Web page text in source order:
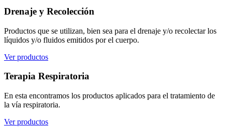
Drenaje y Recolección
Productos que se utilizan, bien sea para el drenaje y/o recolectar los
líquidos y/o fluidos emitidos por el cuerpo.
Ver productos
Terapia Respiratoria
En esta encontramos los productos aplicados para el tratamiento de
la vía respiratoria.
Ver productos